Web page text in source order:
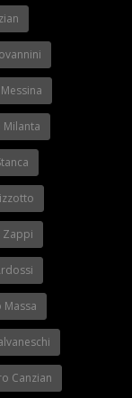
Zappi
Canzian